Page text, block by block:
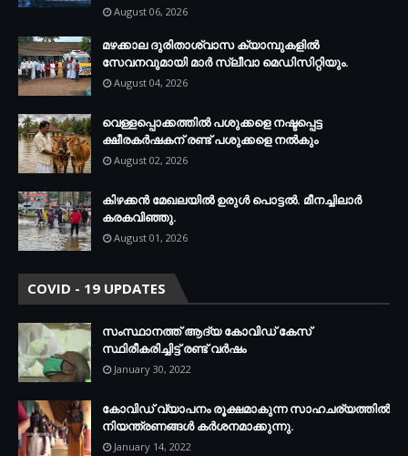
August 06, 2026
മഴക്കാല ദുരിതാശ്വാസ ക്യാമ്പുകളിൽ
സേവനവുമായി മാർ സ്ലീവാ മെഡിസിറ്റിയും.
August 04, 2026
വെള്ളപ്പൊക്കത്തില്‍ പശുക്കളെ നഷ്ടപ്പെട്ട
ക്ഷീരകര്‍ഷകന് രണ്ട് പശുക്കളെ നല്‍കും
August 02, 2026
കിഴക്കന്‍ മേഖലയില്‍ ഉരുള്‍ പൊട്ടല്‍. മീനച്ചിലാര്‍
കരകവിഞ്ഞു.
August 01, 2026
COVID - 19 UPDATES
സംസ്ഥാനത്ത് ആദ്യ കോവിഡ് കേസ്
സ്ഥിരീകരിച്ചിട്ട് രണ്ട് വര്‍ഷം
January 30, 2022
കോവിഡ് വ്യാപനം രൂക്ഷമാകുന്ന സാഹചര്യത്തില്‍
നിയന്ത്രണങ്ങള്‍ കര്‍ശനമാക്കുന്നു.
January 14, 2022